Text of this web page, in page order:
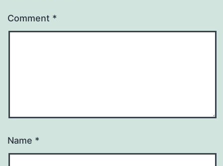
Comment *
Name *